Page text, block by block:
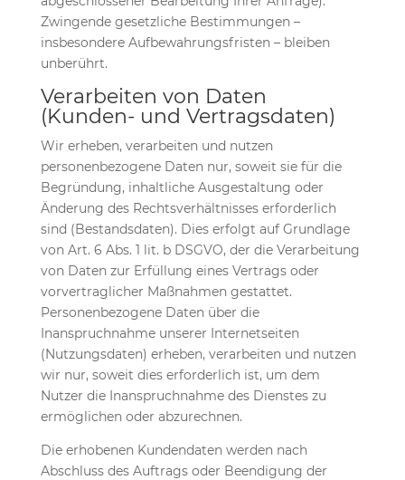
Zwingende gesetzliche Bestimmungen –
insbesondere Aufbewahrungsfristen – bleiben
unberührt.
Verarbeiten von Daten
(Kunden- und Vertragsdaten)
Wir erheben, verarbeiten und nutzen
personenbezogene Daten nur, soweit sie für die
Begründung, inhaltliche Ausgestaltung oder
Änderung des Rechtsverhältnisses erforderlich
sind (Bestandsdaten). Dies erfolgt auf Grundlage
von Art. 6 Abs. 1 lit. b DSGVO, der die Verarbeitung
von Daten zur Erfüllung eines Vertrags oder
vorvertraglicher Maßnahmen gestattet.
Personenbezogene Daten über die
Inanspruchnahme unserer Internetseiten
(Nutzungsdaten) erheben, verarbeiten und nutzen
wir nur, soweit dies erforderlich ist, um dem
Nutzer die Inanspruchnahme des Dienstes zu
ermöglichen oder abzurechnen.
Die erhobenen Kundendaten werden nach
Abschluss des Auftrags oder Beendigung der